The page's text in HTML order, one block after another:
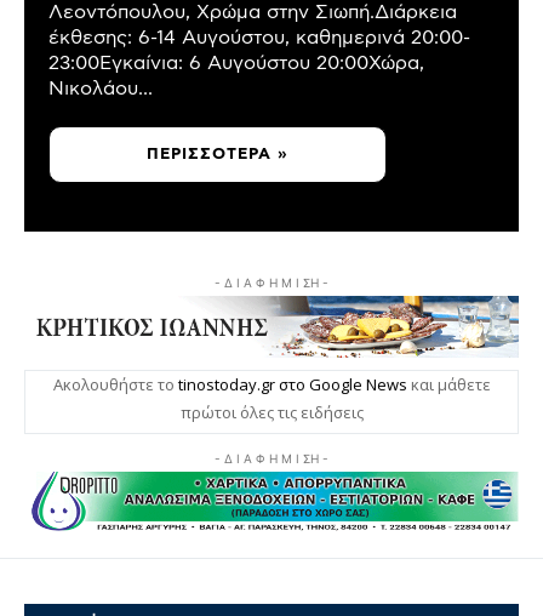
Λεοντόπουλου, Χρώμα στην Σιωπή.Διάρκεια
έκθεσης: 6-14 Αυγούστου, καθημερινά 20:00-
23:00Εγκαίνια: 6 Αυγούστου 20:00Χώρα,
Νικολάου...
ΠΕΡΙΣΣΌΤΕΡΑ »
- Δ Ι Α Φ Η Μ Ι ΣΗ -
Ακολουθήστε το tinostoday.gr στο Google News και μάθετε
πρώτοι όλες τις ειδήσεις
- Δ Ι Α Φ Η Μ Ι ΣΗ -